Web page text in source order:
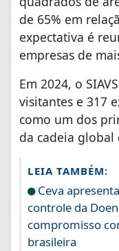
de 65% em
expectativa é
empresas de
Em 2024, o
visitantes e 317
como um dos
da cadeia
LEIA TAMBÉM:
Ceva
controle da
compromisso
brasileira